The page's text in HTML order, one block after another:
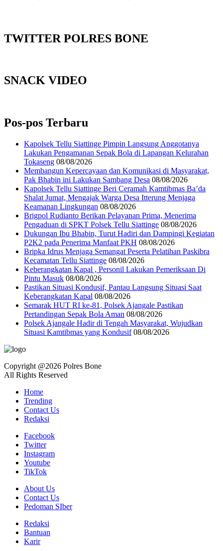
TWITTER POLRES BONE
SNACK VIDEO
Pos-pos Terbaru
Kapolsek Tellu Siattinge Pimpin Langsung Anggotanya
Lakukan Pengamanan Sepak Bola di Lapangan Kelurahan
Tokaseng 08/08/2026
Membangun Kepercayaan dan Komunikasi di Masyarakat,
Pak Bhabin ini Lakukan Sambang Desa 08/08/2026
Kapolsek Tellu Siattinge Beri Ceramah Kamtibmas Ba’da
Shalat Jumat, Mengajak Warga Desa Itterung Menjaga
Keamanan Lingkungan 08/08/2026
Brigpol Rudianto Berikan Pelayanan Prima, Menerima
Pengaduan di SPKT Polsek Tellu Siattinge 08/08/2026
Dukungan Ibu Bhabin, Turut Hadiri dan Dampingi Kegiatan
P2K2 pada Penerima Manfaat PKH 08/08/2026
Bripka Idrus Menjaga Semangat Peserta Pelatihan Paskibra
Kecamatan Tellu Siattinge 08/08/2026
Keberangkatan Kapal , Personil Lakukan Pemeriksaan Di
Pintu Masuk 08/08/2026
Pastikan Situasi Kondusif, Pantau Langsung Situasi Saat
Keberangkatan Kapal 08/08/2026
Semarak HUT RI ke-81, Polsek Ajangale Pastikan
Pertandingan Sepak Bola Aman 08/08/2026
Polsek Ajangale Hadir di Tengah Masyarakat, Wujudkan
Situasi Kamtibmas yang Kondusif 08/08/2026
Copyright @2026 Polres Bone
All Rights Reserved
Home
Trending
Contact Us
Redaksi
Facebook
Twitter
Instagram
Youtube
TikTok
About Us
Contact Us
Pedoman SIber
Redaksi
Bantuan
Karir